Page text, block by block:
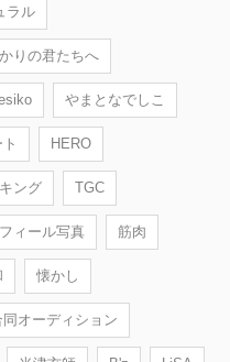
ラル
りの君たちへ
やまとなでしこ
HERO
ング TGC
ィール写真 筋肉
懐かし
オーディション